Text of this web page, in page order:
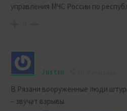
управления МЧС России по
Justin
В Рязани вооруженные люди
– звучат взрывы